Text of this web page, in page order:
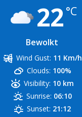
22 °C
Bewolkt
Wind Gust: 11 Km/h
Clouds: 100%
Visibility: 10 km
Sunrise: 06:10
Sunset: 21:12